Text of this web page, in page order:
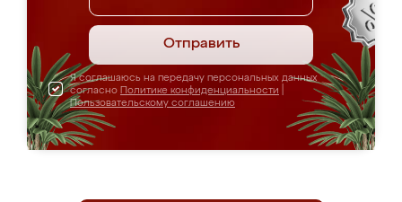
Отправить
Я соглашаюсь на передачу персональных данных
согласно Политике конфиденциальности
Пользовательскому соглашению